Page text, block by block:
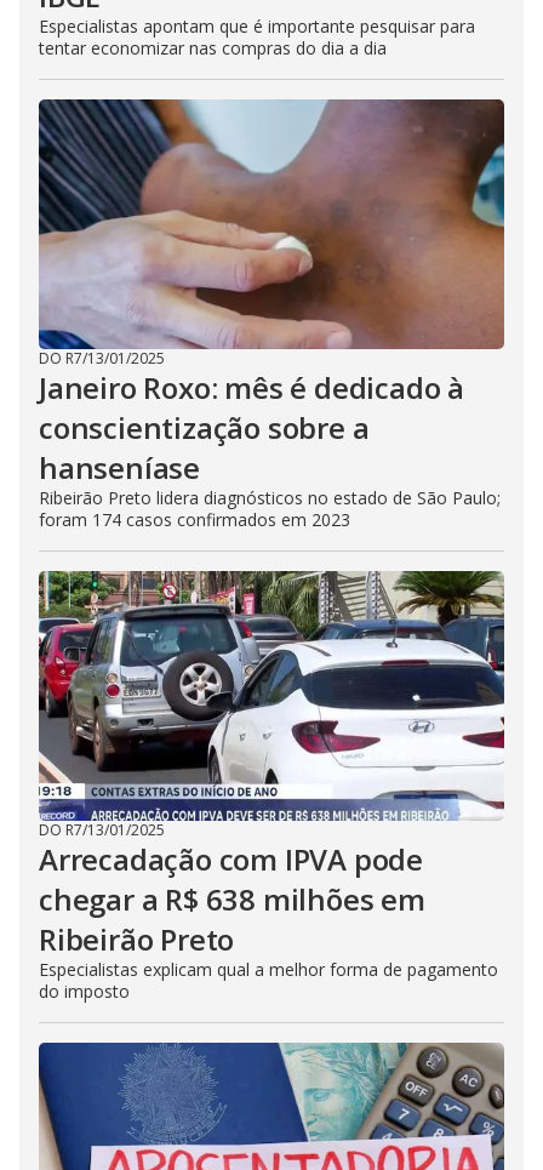
Especialistas apontam que é importante pesquisar para
tentar economizar nas compras do dia a dia
DO R7/13/01/2025
Janeiro Roxo: mês é dedicado à
conscientização sobre a
hanseníase
Ribeirão Preto lidera diagnósticos no estado de São Paulo;
foram 174 casos confirmados em 2023
DO R7/13/01/2025
Arrecadação com IPVA pode
chegar a R$ 638 milhões em
Ribeirão Preto
Especialistas explicam qual a melhor forma de pagamento
do imposto